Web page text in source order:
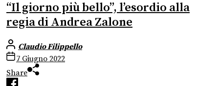
“Il giorno più bello”, l’esordio alla
regia di Andrea Zalone
Claudio Filippello
7 Giugno 2022
Share